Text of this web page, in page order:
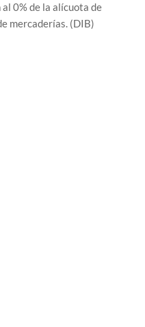
0% de la alícuota de
mercaderías. (DIB)